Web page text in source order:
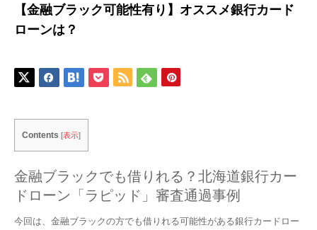
【金融ブラック可能性有り】オススメ銀行カード
ローンは？
Contents [表示]
金融ブラックでも借りれる？北海道銀行カー
ドローン「ラピッド」審査通過事例
今回は、金融ブラックの方でも借りれる可能性がある銀行カードロー
プライバシーポリシー